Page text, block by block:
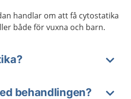
handlar om att få cytostatika
både för vuxna och barn.
behandlingen?